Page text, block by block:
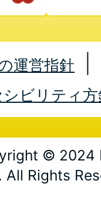
運営指針
ビリティ方
© 2024
All Rights